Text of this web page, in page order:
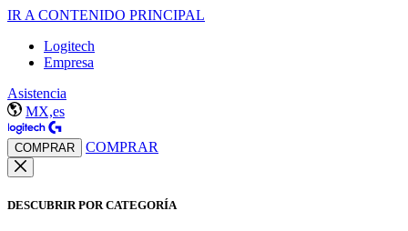
IR A CONTENIDO PRINCIPAL
Logitech
Empresa
Asistencia
MX,es
COMPRAR COMPRAR
DESCUBRIR POR CATEGORÍA